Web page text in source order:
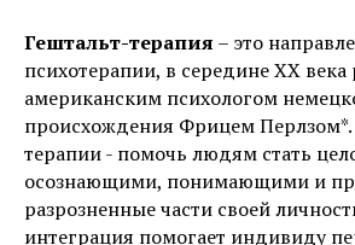
Гештальт-терапия – это
психотерапии, в середине ХХ века
американским психологом
происхождения Фрицем Перлзом*.
терапии - помочь людям стать
осознающими, понимающими и
разрозненные части своей
интеграция помогает индивиду